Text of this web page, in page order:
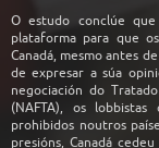
O estudo conclúe
plataforma para que
Canadá, mesmo antes
de expresar a súa
negociación do
(NAFTA), os
prohibidos noutros
presións, Canadá